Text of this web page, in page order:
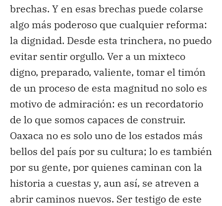
brechas. Y en esas brechas puede colarse
algo más poderoso que cualquier reforma:
la dignidad. Desde esta trinchera, no puedo
evitar sentir orgullo. Ver a un mixteco
digno, preparado, valiente, tomar el timón
de un proceso de esta magnitud no solo es
motivo de admiración: es un recordatorio
de lo que somos capaces de construir.
Oaxaca no es solo uno de los estados más
bellos del país por su cultura; lo es también
por su gente, por quienes caminan con la
historia a cuestas y, aun así, se atreven a
abrir caminos nuevos. Ser testigo de este